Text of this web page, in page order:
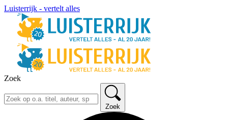
Luisterrijk - vertelt alles
Zoek
Zoek